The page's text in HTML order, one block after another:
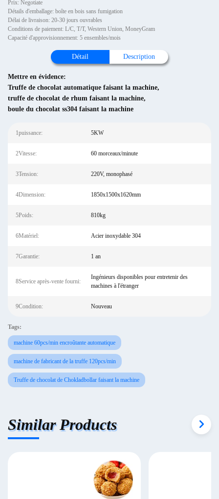
Prix: Negotiate
Détails d'emballage: boîte en bois sans fumigation
Délai de livraison: 20-30 jours ouvrables
Conditions de paiement: L/C, T/T, Western Union, MoneyGram
Capacité d'approvisionnement: 5 ensembles/mois
Détail Description
Mettre en évidence:
Truffe de chocolat automatique faisant la machine,
truffe de chocolat de rhum faisant la machine,
boule du chocolat ss304 faisant la machine
1puissance: 5KW
2Vitesse: 60 morceaux/minute
3Tension: 220V, monophasé
4Dimension: 1850x1500x1620mm
5Poids: 810kg
6Matériel: Acier inoxydable 304
7Garantie: 1 an
8Service après-vente fourni:
Ingénieurs disponibles pour entretenir des
machines à l'étranger
9Condition: Nouveau
Tags:
machine 60pcs/min encroûtante automatique
machine de fabricant de la truffe 120pcs/min
Truffe de chocolat de Chokladbollar faisant la machine
Similar Products